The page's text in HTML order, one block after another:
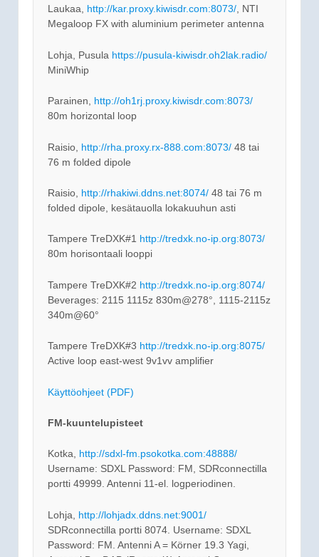
Laukaa, http://kar.proxy.kiwisdr.com:8073/, NTI
Megaloop FX with aluminium perimeter antenna
Lohja, Pusula https://pusula-kiwisdr.oh2lak.radio/
MiniWhip
Parainen, http://oh1rj.proxy.kiwisdr.com:8073/
80m horizontal loop
Raisio, http://rha.proxy.rx-888.com:8073/ 48 tai
76 m folded dipole
Raisio, http://rhakiwi.ddns.net:8074/ 48 tai 76 m
folded dipole, kesätauolla lokakuuhun asti
Tampere TreDXK#1 http://tredxk.no-ip.org:8073/
80m horisontaali looppi
Tampere TreDXK#2 http://tredxk.no-ip.org:8074/
Beverages: 2115 1115z 830m@278°, 1115-2115z
340m@60°
Tampere TreDXK#3 http://tredxk.no-ip.org:8075/
Active loop east-west 9v1vv amplifier
Käyttöohjeet (PDF)
FM-kuuntelupisteet
Kotka, http://sdxl-fm.psokotka.com:48888/
Username: SDXL Password: FM, SDRconnectilla
portti 49999. Antenni 11-el. logperiodinen.
Lohja, http://lohjadx.ddns.net:9001/
SDRconnectilla portti 8074. Username: SDXL
Password: FM. Antenni A = Körner 19.3 Yagi,